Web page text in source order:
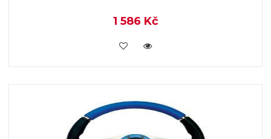
1 586 Kč
KOUPIT